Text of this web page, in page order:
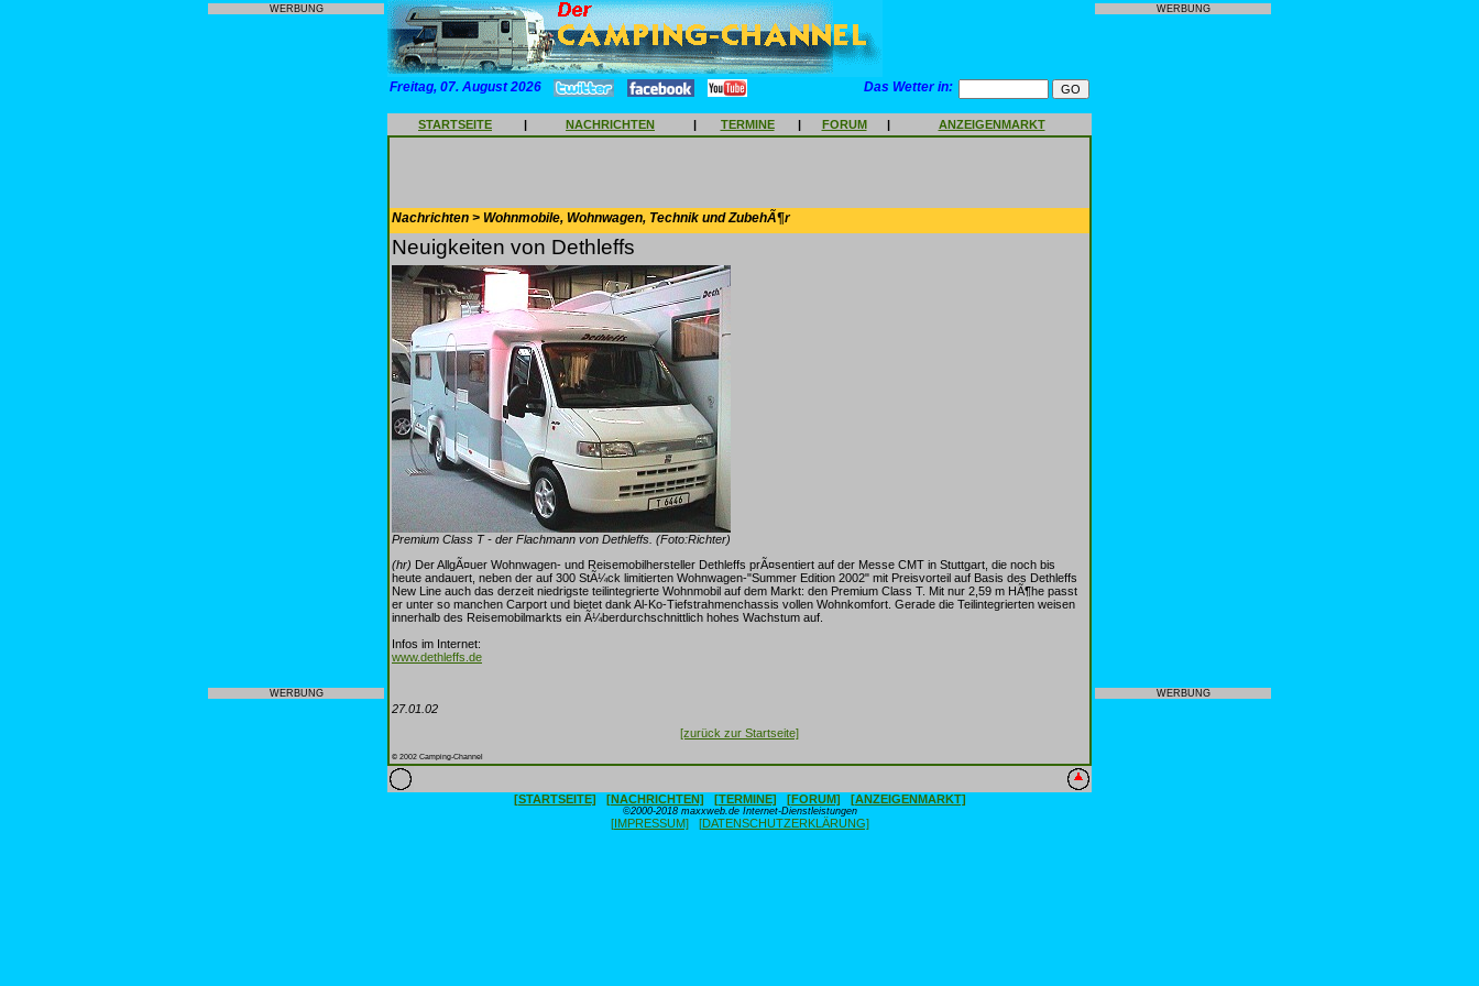
WERBUNG
WERBUNG
Freitag, 07. August 2026 Das Wetter in:
STARTSEITE | NACHRICHTEN | TERMINE | FORUM | ANZEIGENMARKT
Nachrichten > Wohnmobile, Wohnwagen, Technik und ZubehÃ¶r
Neuigkeiten von Dethleffs
Premium Class T - der Flachmann von Dethleffs. (Foto:Richter)
(hr) Der AllgÃ¤uer Wohnwagen- und Reisemobilhersteller Dethleffs prÃ¤sentiert auf der Messe CMT in Stuttgart, die noch bis
heute andauert, neben der auf 300 StÃ¼ck limitierten Wohnwagen-"Summer Edition 2002" mit Preisvorteil auf Basis des Dethleffs
New Line auch das derzeit niedrigste teilintegrierte Wohnmobil auf dem Markt: den Premium Class T. Mit nur 2,59 m HÃ¶he passt
er unter so manchen Carport und bietet dank Al-Ko-Tiefstrahmenchassis vollen Wohnkomfort. Gerade die Teilintegrierten weisen
innerhalb des Reisemobilmarkts ein Ã¼berdurchschnittlich hohes Wachstum auf.
Infos im Internet:
www.dethleffs.de
27.01.02
[zurück zur Startseite]
© 2002 Camping-Channel
[STARTSEITE] [NACHRICHTEN] [TERMINE] [FORUM] [ANZEIGENMARKT]
©2000-2018 maxxweb.de Internet-Dienstleistungen
[IMPRESSUM] [DATENSCHUTZERKLÄRUNG]
WERBUNG
WERBUNG